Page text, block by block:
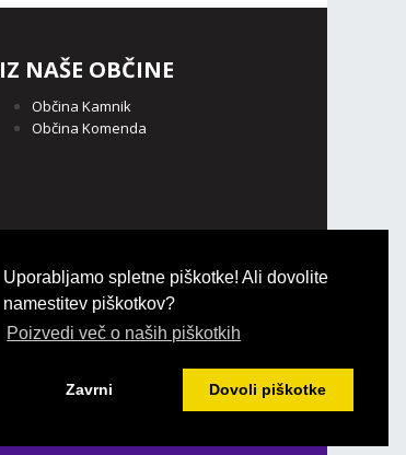
IZ NAŠE OBČINE
Občina Kamnik
Občina Komenda
Uporabljamo spletne piškotke! Ali dovolite
namestitev piškotkov?
Poizvedi več o naših piškotkih
Zavrni Dovoli piškotke